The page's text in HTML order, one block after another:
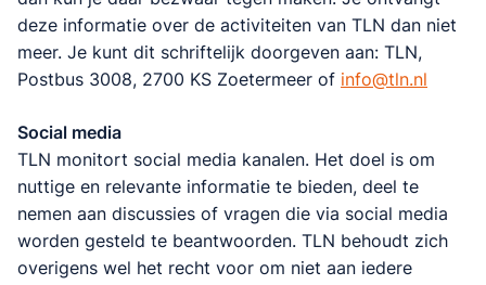
deze informatie over de activiteiten van TLN dan niet
meer. Je kunt dit schriftelijk doorgeven aan: TLN,
Postbus 3008, 2700 KS Zoetermeer of info@tln.nl
Social media
TLN monitort social media kanalen. Het doel is om
nuttige en relevante informatie te bieden, deel te
nemen aan discussies of vragen die via social media
worden gesteld te beantwoorden. TLN behoudt zich
overigens wel het recht voor om niet aan iedere